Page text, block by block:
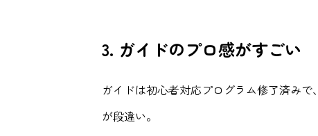
3. ガイドのプロ感がすごい
ガイドは初心者対応プログラム修了済み
が段違い。